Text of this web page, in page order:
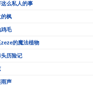
这么私人的事
的枫
鸡毛
zeze的魔法植物
头历险记
雨声